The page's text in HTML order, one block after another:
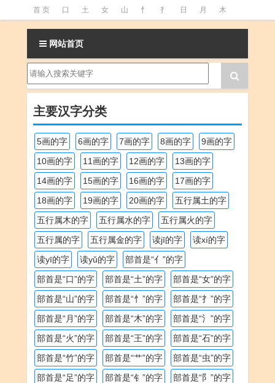
首 页 口 土 女 山 忄 扌 日 月 木
氵 火 王 石 竹 糹 艹 虫 言 足
阝 魚
网站首页
主要汉字分类
5画的字 6画的字 7画的字 8画的字
9画的字
10画的字
11画的字 12画的字
13画的字
14画的字
15画的字 16画的字
17画的字
18画的字
19画的字 20画的字
五行属土的字
五行属木的字
五行属水的字
五行属火的字
五行属的字
五行属金的字 读jī的字
读xí的字
读yī的字
读yǔ的字
部首是“亻”的字
部首是“口”的字
部首是“土”的字
部首是“女”的字
部首是“山”的字
部首是“忄”的字
部首是“扌”的字
部首是“月”的字
部首是“木”的字
部首是“氵”的字
部首是“火”的字
部首是“王”的字
部首是“石”的字
部首是“竹”的字
部首是“艹”的字
部首是“虫”的字
部首是“足”的字
部首是“钅”的字 部首是“阝”的字